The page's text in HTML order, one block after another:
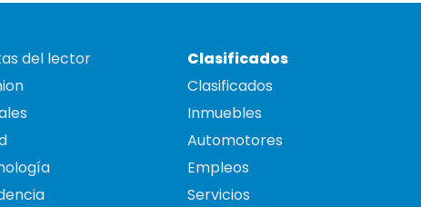
del lector
Clasificados
Clasificados
Inmuebles
Automotores
Empleos
Servicios